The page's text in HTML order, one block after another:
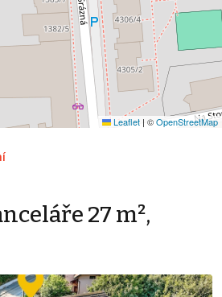
Leaflet | ©OpenStreetMap
27 m²,